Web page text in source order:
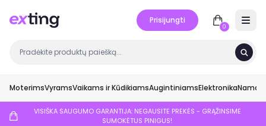
Prisijungti
0
MoterimsVyramsVaikams ir KūdikiamsAugintiniamsElektronikaNamai
VISIŠKA SAUGUMO GARANTIJA: NEGAUSITE PREKĖS - GRĄŽINSIME
SUMOKĖTUS PINIGUS!